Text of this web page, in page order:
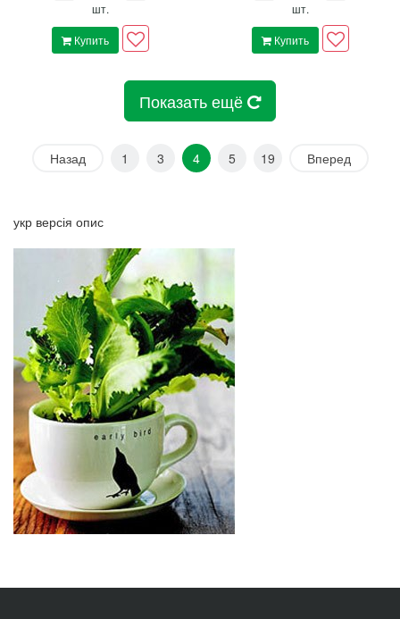
шт.
Купить
шт.
Купить
Показать ещё
Назад 1 3 4 5 19 Вперед
укр версія опис